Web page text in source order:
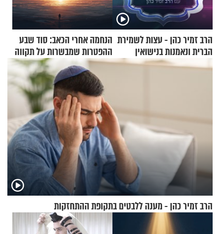
הרב זמיר כהן - עצות לשמירת
הברית ונאמנות בנישואין
הנחמה אחרי הכאב: סוד שבע
ההפטרות שמבשרות על תקווה
וגאולה
הרב זמיר כהן - מענה ללבטים בתקופת ההתחזקות